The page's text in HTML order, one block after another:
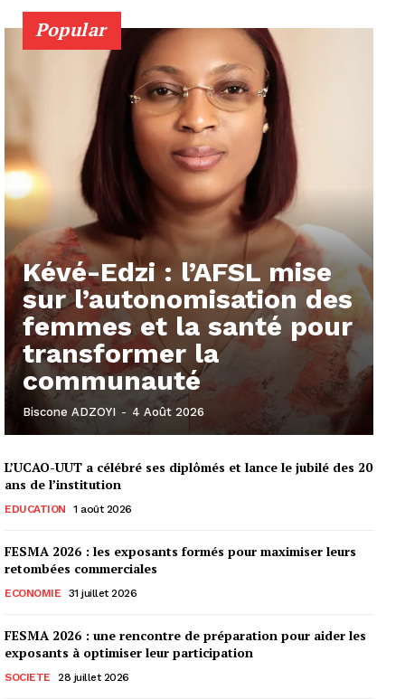
Popular
Kévé-Edzi : l’AFSL mise
sur l’autonomisation des
femmes et la santé pour
transformer la
communauté
Biscone ADZOYI - 4 Août 2026
L’UCAO-UUT a célébré ses diplômés et lance le jubilé des 20
ans de l’institution
EDUCATION 1 août 2026
FESMA 2026 : les exposants formés pour maximiser leurs
retombées commerciales
ECONOMIE 31 juillet 2026
FESMA 2026 : une rencontre de préparation pour aider les
exposants à optimiser leur participation
SOCIETE 28 juillet 2026